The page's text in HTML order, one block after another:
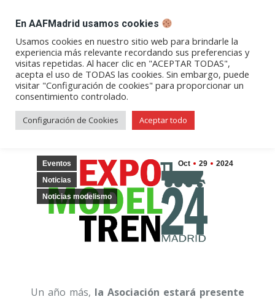
Abrir
enlace
en
una
ventana/pestaña
Abrir
enlace
en
una
ventana/pestaña
Abrir
enlace
en
una
ventana/pestaña
Abrir
enlace
en
una
Abrir
enlace
en
una
Expomodeltren 2024
Oct 29 2024
Eventos
Noticias
Noticias modelismo
Un año más, la Asociación estará presente
En AAFMadrid usamos cookies
Usamos cookies en nuestro sitio web para brindarle la
experiencia más relevante recordando sus preferencias y
visitas repetidas. Al hacer clic en "ACEPTAR TODAS",
acepta el uso de TODAS las cookies. Sin embargo, puede
visitar "Configuración de cookies" para proporcionar un
consentimiento controlado.
Configuración de Cookies Aceptar todo